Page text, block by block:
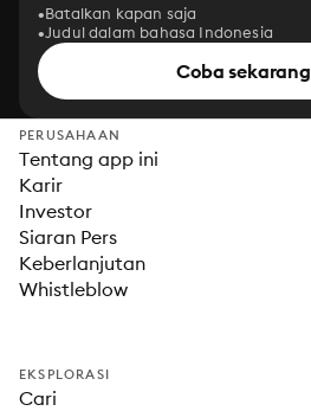
Batalkan kapan saja
Judul dalam bahasa Indonesia
Coba sekarang
PERUSAHAAN
Tentang app ini
Karir
Investor
Siaran Pers
Keberlanjutan
Whistleblow
EKSPLORASI
Cari